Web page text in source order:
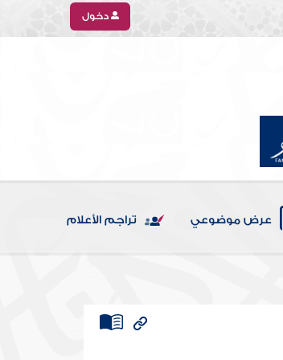
دخول
عرض موضوعي تراجم الأعلام